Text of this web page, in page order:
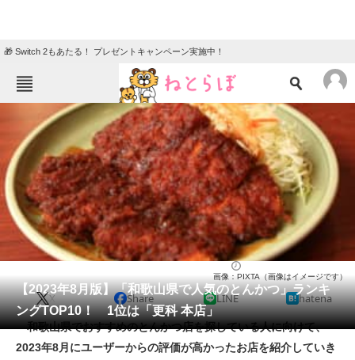
🎁 Switch 2もあたる！ プレゼントキャンペーン実施中！
ねとらぼメニュー
ニュース
エンタメ クイズ
グルメ 地域
住まい 教育・育児
リサーチ
会員記事
メディア
注目記事を集めた総合ページ
【2023年8月版】「和歌山県で人気のとんかつ」ランキ
ングTOP10！ 1位は「更科 本店」
画像：PIXTA（画像はイメージです）
X Share LINE hatena
和歌山県でおすすめのとんかつ店を探している人に向けて、
2023年8月にユーザーからの評価が高かったお店を紹介していき